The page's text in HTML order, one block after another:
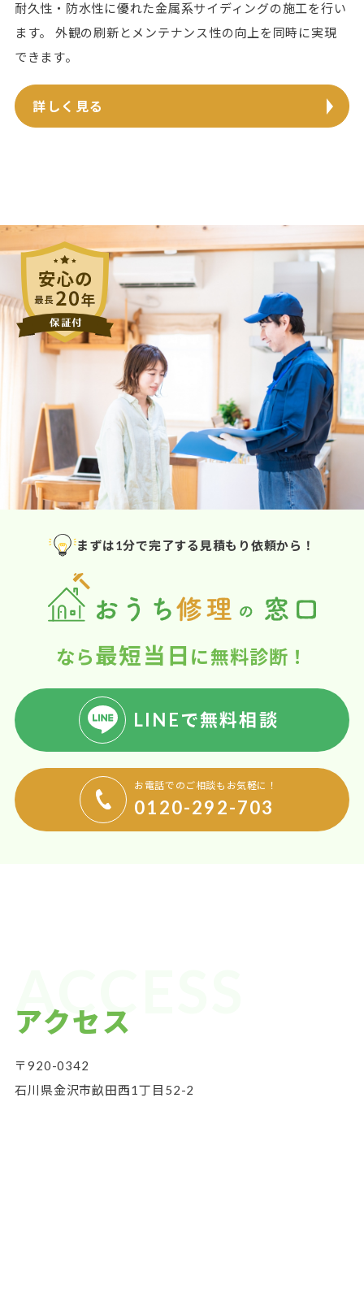
耐久性・防水性に優れた金属系サイディングの施工を行い
ます。 外観の刷新とメンテナンス性の向上を同時に実現
できます。
詳しく見る
まずは1分で完了する見積もり依頼から！
なら最短当日 に無料診断！
LINEで無料相談
お電話でのご相談もお気軽に！
0120-292-703
ACCESS
アクセス
〒920-0342
石川県金沢市畝田西1丁目52-2